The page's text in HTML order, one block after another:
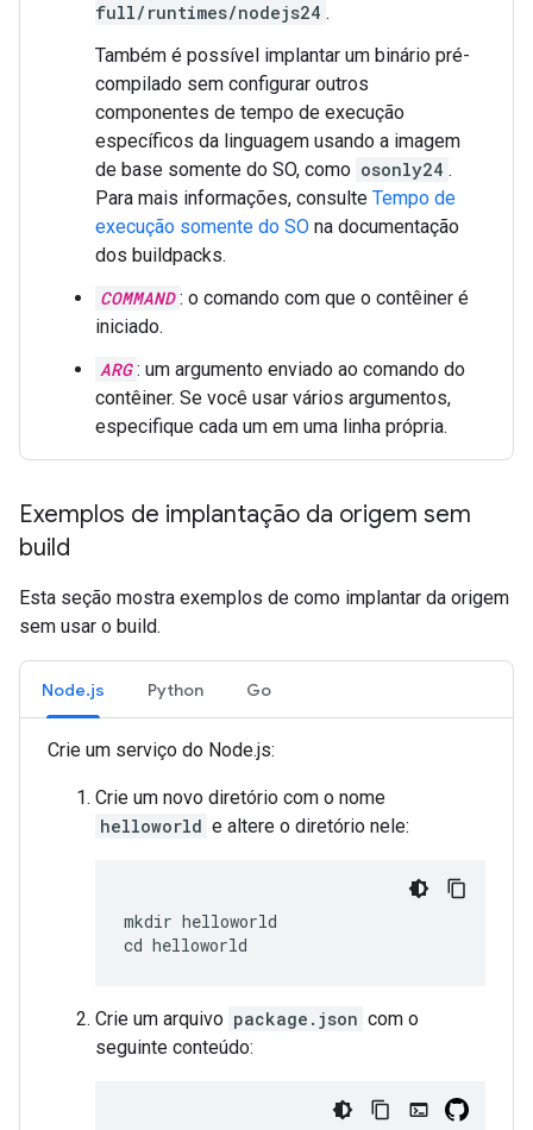
full/runtimes/nodejs24 .
Também é possível implantar um binário pré-
compilado sem configurar outros
componentes de tempo de execução
específicos da linguagem usando a imagem
de base somente do SO, como osonly24 .
Para mais informações, consulte Tempo de
execução somente do SO na documentação
dos buildpacks.
COMMAND : o comando com que o contêiner é
iniciado.
ARG : um argumento enviado ao comando do
contêiner. Se você usar vários argumentos,
especifique cada um em uma linha própria.
Exemplos de implantação da origem sem
build
Esta seção mostra exemplos de como implantar da origem
sem usar o build.
Node.js Python Go
Crie um serviço do Node.js:
Crie um novo diretório com o nome
helloworld e altere o diretório nele:
mkdir helloworld
Crie um arquivo package.json com o
seguinte conteúdo: